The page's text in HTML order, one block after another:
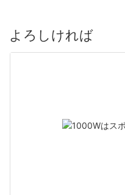
よろしければ